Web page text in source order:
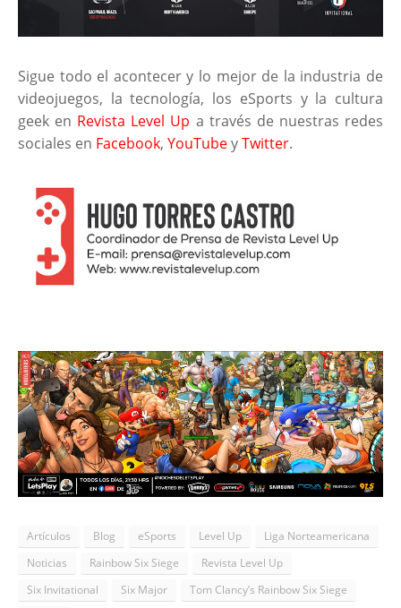
Sigue todo el acontecer y lo mejor de la industria de
videojuegos, la tecnología, los eSports y la cultura
geek en Revista Level Up a través de nuestras redes
sociales en Facebook, YouTubeyTwitter.
Artículos Blog eSports Level Up
Liga Norteamericana
Noticias
Rainbow Six Siege
Revista Level Up
Six Invitational
Six Major
Tom Clancy’s Rainbow Six Siege